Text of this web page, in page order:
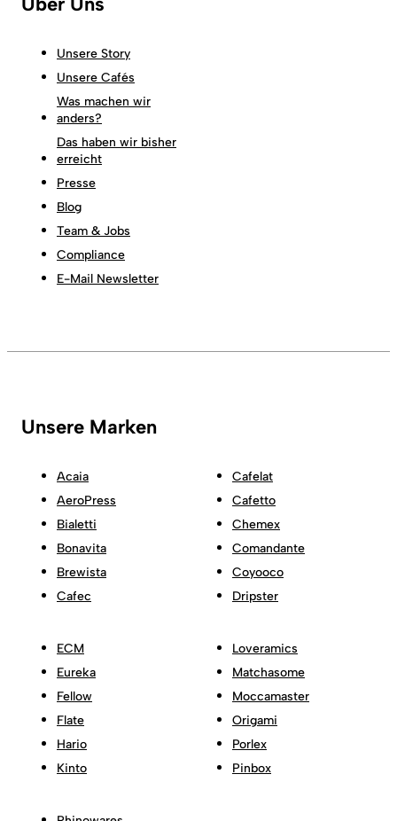
Unsere Story
Unsere Cafés
Was machen wir
anders?
Das haben wir bisher
erreicht
Presse
Blog
Team & Jobs
Compliance
E-Mail Newsletter
Unsere Marken
Acaia
AeroPress
Bialetti
Bonavita
Brewista
Cafec
Cafelat
Cafetto
Chemex
Comandante
Coyooco
Dripster
ECM
Eureka
Fellow
Flate
Hario
Kinto
Loveramics
Matchasome
Moccamaster
Origami
Porlex
Pinbox